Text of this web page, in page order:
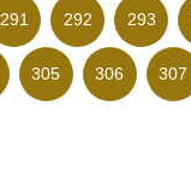
291 292 293
305 306 307